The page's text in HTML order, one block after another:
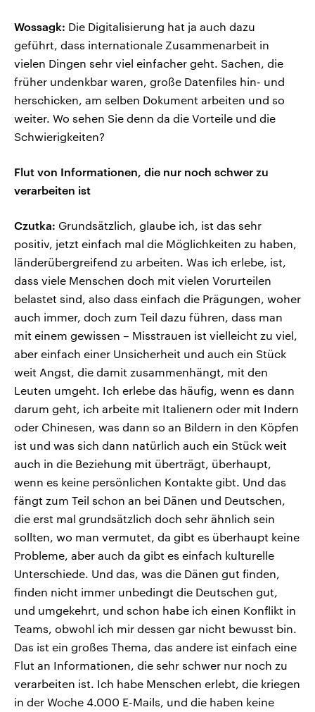
Wossagk: Die Digitalisierung hat ja auch dazu
geführt, dass internationale Zusammenarbeit in
vielen Dingen sehr viel einfacher geht. Sachen, die
früher undenkbar waren, große Datenfiles hin- und
herschicken, am selben Dokument arbeiten und so
weiter. Wo sehen Sie denn da die Vorteile und die
Schwierigkeiten?
Flut von Informationen, die nur noch schwer zu
verarbeiten ist
Czutka: Grundsätzlich, glaube ich, ist das sehr
positiv, jetzt einfach mal die Möglichkeiten zu haben,
länderübergreifend zu arbeiten. Was ich erlebe, ist,
dass viele Menschen doch mit vielen Vorurteilen
belastet sind, also dass einfach die Prägungen, woher
auch immer, doch zum Teil dazu führen, dass man
mit einem gewissen – Misstrauen ist vielleicht zu viel,
aber einfach einer Unsicherheit und auch ein Stück
weit Angst, die damit zusammenhängt, mit den
Leuten umgeht. Ich erlebe das häufig, wenn es dann
darum geht, ich arbeite mit Italienern oder mit Indern
oder Chinesen, was dann so an Bildern in den Köpfen
ist und was sich dann natürlich auch ein Stück weit
auch in die Beziehung mit überträgt, überhaupt,
wenn es keine persönlichen Kontakte gibt. Und das
fängt zum Teil schon an bei Dänen und Deutschen,
die erst mal grundsätzlich doch sehr ähnlich sein
sollten, wo man vermutet, da gibt es überhaupt keine
Probleme, aber auch da gibt es einfach kulturelle
Unterschiede. Und das, was die Dänen gut finden,
finden nicht immer unbedingt die Deutschen gut,
und umgekehrt, und schon habe ich einen Konflikt in
Teams, obwohl ich mir dessen gar nicht bewusst bin.
Das ist ein großes Thema, das andere ist einfach eine
Flut an Informationen, die sehr schwer nur noch zu
verarbeiten ist. Ich habe Menschen erlebt, die kriegen
in der Woche 4.000 E-Mails, und die haben keine